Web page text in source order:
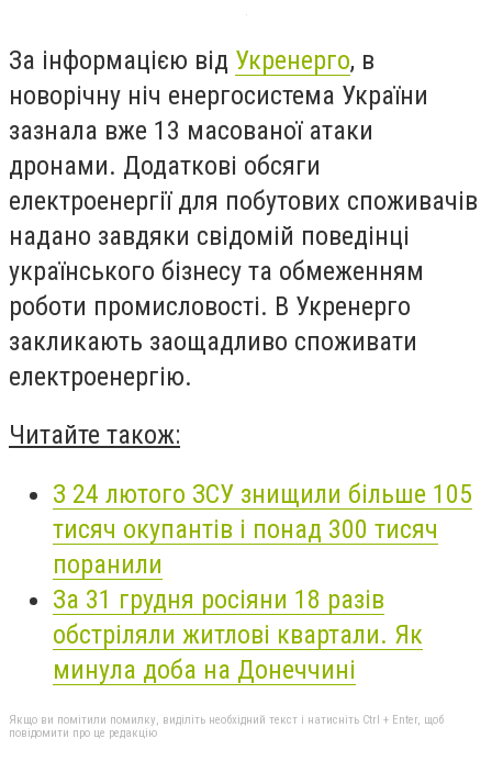
За інформацією від Укренерго, в
новорічну ніч енергосистема України
зазнала вже 13 масованої атаки
дронами. Додаткові обсяги
електроенергії для побутових споживачів
надано завдяки свідомій поведінці
українського бізнесу та обмеженням
роботи промисловості. В Укренерго
закликають заощадливо споживати
електроенергію.
Читайте також:
З 24 лютого ЗСУ знищили більше 105
тисяч окупантів і понад 300 тисяч
поранили
За 31 грудня росіяни 18 разів
обстріляли житлові квартали. Як
минула доба на Донеччині
Якщо ви помітили помилку, виділіть необхідний текст і натисніть Ctrl + Enter, щоб
повідомити про це редакцію